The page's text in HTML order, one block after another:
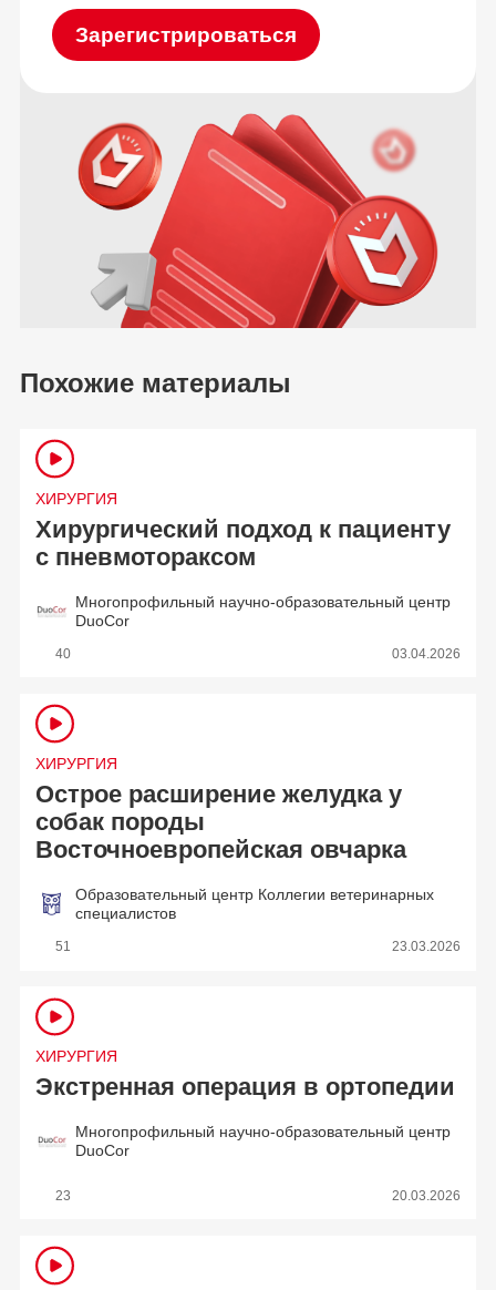
Зарегистрироваться
Похожие материалы
ХИРУРГИЯ
Хирургический подход к пациенту
с пневмотораксом
Многопрофильный научно-образовательный центр
DuoCor
40 03.04.2026
ХИРУРГИЯ
Острое расширение желудка у
собак породы
Восточноевропейская овчарка
Образовательный центр Коллегии ветеринарных
специалистов
51 23.03.2026
ХИРУРГИЯ
Экстренная операция в ортопедии
Многопрофильный научно-образовательный центр
DuoCor
23 20.03.2026